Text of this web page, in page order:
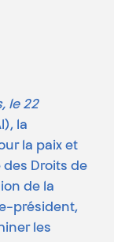
le 22
la
la paix et
des Droits de
de la
président,
les